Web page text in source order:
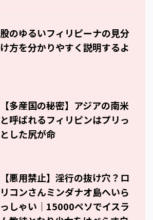
股のゆるいフィリピーナの見分
け方を分かりやすく説明するよ
【多産国の秘密】アジアの南米
と呼ばれるフィリピンはプリっ
とした尻が命
【悪用禁止】淫行の抜け穴？ロ
リコンさんミンダナオ島へいら
っしゃい｜15000ペソでイスラ